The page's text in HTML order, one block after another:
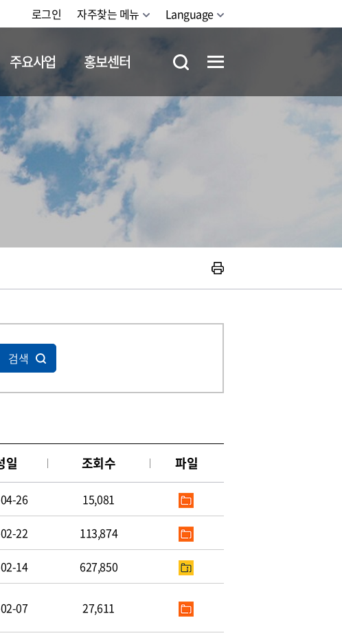
로그인 자주찾는 메뉴 Language
주요사업 홍보센터
검색
일 조회수 파일
26 15,081
22 113,874
14 627,850
07 27,611